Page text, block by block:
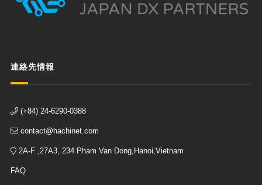
連絡先情報
(+84) 24-6290-0388
contact@hachinet.com
2A-F ,27A3, 234 Pham Van Dong,Hanoi,Vietnam
FAQ